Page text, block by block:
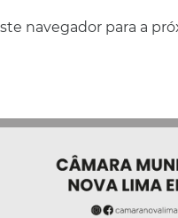
navegador para a